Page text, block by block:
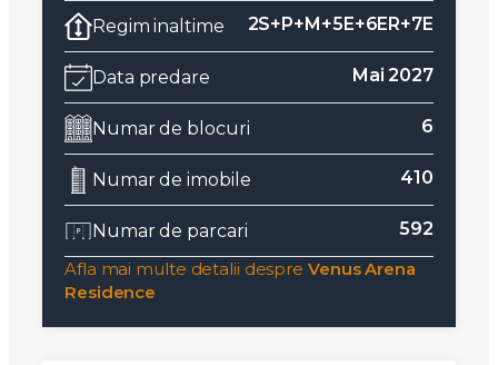
Regim inaltime 2S+P+M+5E+6ER+7E
Data predare Mai 2027
Numar de blocuri 6
Numar de imobile 410
Numar de parcari
592
Afla mai multe detalii despre Venus Arena
Residence